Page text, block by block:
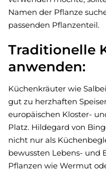
Namen der Pflanze
passenden Pflanzenteil.
Traditionelle
anwenden:
Küchenkräuter wie
gut zu herzhaften
europäischen Kloster-
Platz. Hildegard von
nicht nur als
bewussten Lebens- und
Pflanzen wie Wermut